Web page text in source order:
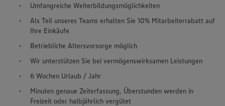
Umfangreiche Weiterbildungsmöglichkeiten
Als Teil unseres Teams erhalten Sie 10% Mitarbeiterrabatt auf
Ihre Einkäufe
Betriebliche Altersvorsorge möglich
Wir unterstützen Sie bei vermögenswirksamen Leistungen
6 Wochen Urlaub / Jahr
Minuten genaue Zeiterfassung, Überstunden werden in
Freizeit oder halbjährlich vergütet